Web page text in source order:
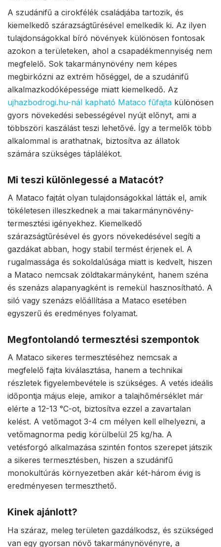
A szudánifű a cirokfélék családjába tartozik, és
kiemelkedő szárazságtűrésével emelkedik ki. Az ilyen
tulajdonságokkal bíró növények különösen fontosak
azokon a területeken, ahol a csapadékmennyiség nem
megfelelő. Sok takarmánynövény nem képes
megbirkózni az extrém hőséggel, de a szudánifű
alkalmazkodóképessége miatt kiemelkedő. Az
ujhazbodrogi.hu-nál kapható Mataco fűfajta különösen
gyors növekedési sebességével nyújt előnyt, ami a
többszöri kaszálást teszi lehetővé. Így a termelők több
alkalommal is arathatnak, biztosítva az állatok
számára szükséges táplálékot.
Mi teszi különlegessé a Matacót?
A Mataco fajtát olyan tulajdonságokkal látták el, amik
tökéletesen illeszkednek a mai takarmánynövény-
termesztési igényekhez. Kiemelkedő
szárazságtűrésével és gyors növekedésével segíti a
gazdákat abban, hogy stabil termést érjenek el. A
rugalmassága és sokoldalúsága miatt is kedvelt, hiszen
a Mataco nemcsak zöldtakarmányként, hanem széna
és szenázs alapanyagként is remekül hasznosítható. A
siló vagy szenázs előállítása a Mataco esetében
egyszerű és eredményes folyamat.
Megfontolandó termesztési szempontok
A Mataco sikeres termesztéséhez nemcsak a
megfelelő fajta kiválasztása, hanem a technikai
részletek figyelembevétele is szükséges. A vetés ideális
időpontja május eleje, amikor a talajhőmérséklet már
elérte a 12-13 °C-ot, biztosítva ezzel a zavartalan
kelést. A vetőmagot 3-4 cm mélyen kell elhelyezni, a
vetőmagnorma pedig körülbelül 25 kg/ha. A
vetésforgó alkalmazása szintén fontos szerepet játszik
a sikeres termesztésben, hiszen a szudánifű
monokultúrás környezetben akár két-három évig is
eredményesen termeszthető.
Kinek ajánlott?
Ha száraz, meleg területen gazdálkodsz, és szükséged
van egy gyorsan növő takarmánynövényre, a